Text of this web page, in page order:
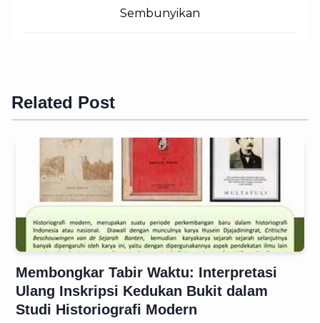
Sembunyikan
Related Post
Membongkar Tabir Waktu: Interpretasi
Ulang Inskripsi Kedukan Bukit dalam
Studi Historiografi Modern